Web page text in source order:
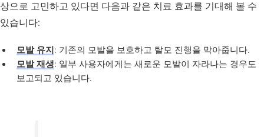
상으로 고민하고 있다면 다음과 같은 치료 효과를 기대해 볼 수
있습니다:
모발 유지: 기존의 모발을 보호하고 탈모 진행을 막아줍니다.
모발 재생: 일부 사용자에게는 새로운 모발이 자라나는 경우도
보고되고 있습니다.